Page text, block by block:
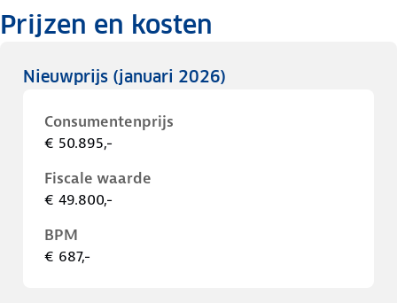
Prijzen en kosten
Nieuwprijs (januari 2026)
Consumentenprijs
€ 50.895,-
Fiscale waarde
€ 49.800,-
BPM
€ 687,-